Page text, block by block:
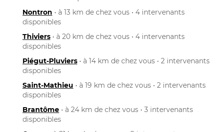
Nontron • à 13 km de chez vous • 4 intervenants
disponibles
Thiviers • à 20 km de chez vous • 4 intervenants
disponibles
Piégut-Pluviers • à 14 km de chez vous • 2 intervenants
disponibles
Saint-Mathieu • à 19 km de chez vous • 2 intervenants
disponibles
Brantôme • à 24 km de chez vous • 3 intervenants
disponibles